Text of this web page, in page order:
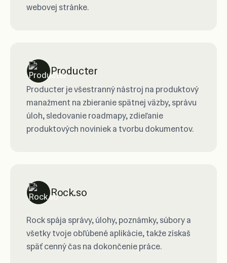
webovej stránke.
Producter
Producter je všestranný nástroj na produktový
manažment na zbieranie spätnej väzby, správu
úloh, sledovanie roadmapy, zdieľanie
produktových noviniek a tvorbu dokumentov.
Rock.so
Rock spája správy, úlohy, poznámky, súbory a
všetky tvoje obľúbené aplikácie, takže získaš
späť cenný čas na dokončenie práce.